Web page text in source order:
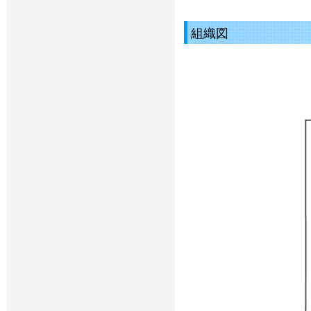
組織図